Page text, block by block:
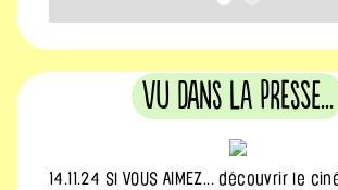
Vu dans la Presse...
14.11.24 Sl VOUS AIMEZ... découvrir le